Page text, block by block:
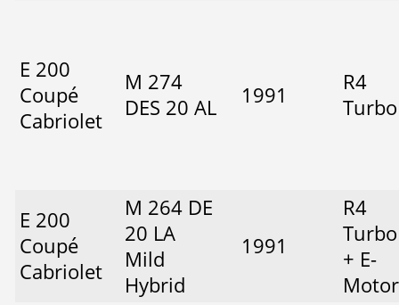
E 200
Coupé
Cabriolet
M 274
DES 20 AL
1991
R4
Turbo
E 200
Coupé
Cabriolet
M 264 DE
20 LA
Mild
Hybrid
1991
R4
Turbo
+ E-
Motor